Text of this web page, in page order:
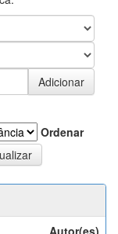
Ordenar
Autor(es)